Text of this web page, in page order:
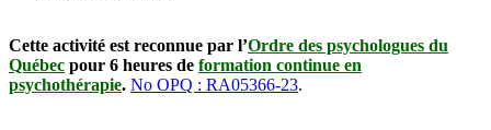
Cette activité est reconnue par l’Ordre des psychologues du
Québec pour 6 heures de formation continue en
psychothérapie. No OPQ : RA05366-23.